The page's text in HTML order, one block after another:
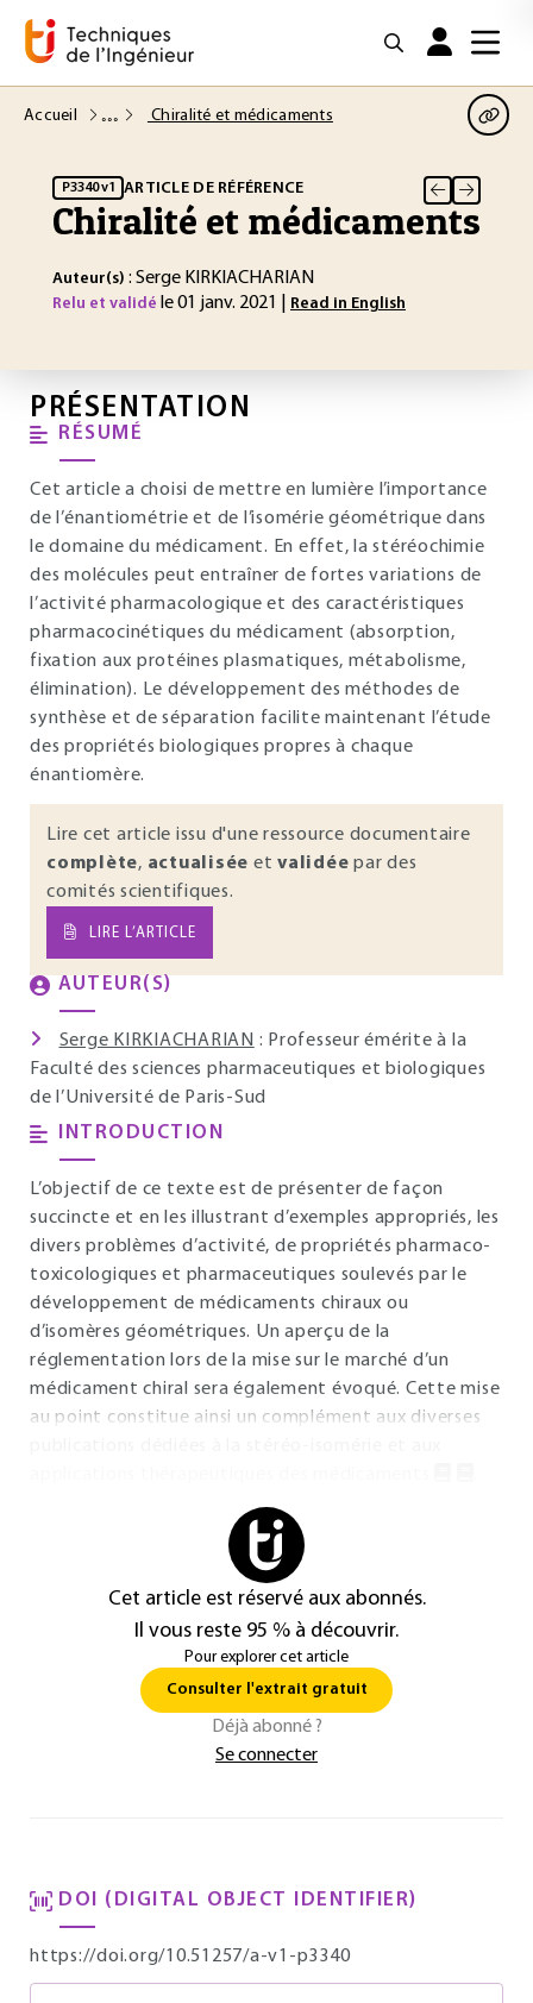
Accueil Chiralité et médicaments
P3340 v1 ARTICLE DE RÉFÉRENCE
Chiralité et médicaments
Auteur(s) : Serge KIRKIACHARIAN
Relu et validé le 01 janv. 2021 | Read in English
PRÉSENTATION
RÉSUMÉ
Cet article a choisi de mettre en lumière l’importance
de l’énantiométrie et de l’isomérie géométrique dans
le domaine du médicament. En effet, la stéréochimie
des molécules peut entraîner de fortes variations de
l’activité pharmacologique et des caractéristiques
pharmacocinétiques du médicament (absorption,
fixation aux protéines plasmatiques, métabolisme,
élimination). Le développement des méthodes de
synthèse et de séparation facilite maintenant l’étude
des propriétés biologiques propres à chaque
énantiomère.
Lire cet article issu d'une ressource documentaire
complète, actualisée et validée par des
comités scientifiques.
LIRE L’ARTICLE
AUTEUR(S)
Serge KIRKIACHARIAN : Professeur émérite à la
Faculté des sciences pharmaceutiques et biologiques
de l’Université de Paris-Sud
INTRODUCTION
L’objectif de ce texte est de présenter de façon
succincte et en les illustrant d’exemples appropriés, les
divers problèmes d’activité, de propriétés pharmaco-
toxicologiques et pharmaceutiques soulevés par le
développement de médicaments chiraux ou
d’isomères géométriques. Un aperçu de la
réglementation lors de la mise sur le marché d’un
médicament chiral sera également évoqué. Cette mise
au point constitue ainsi un complément aux diverses
Cet article est réservé aux abonnés.
Il vous reste 95 % à découvrir.
Pour explorer cet article
Consulter l'extrait gratuit
Déjà abonné ?
Se connecter
DOI (DIGITAL OBJECT IDENTIFIER)
https://doi.org/10.51257/a-v1-p3340